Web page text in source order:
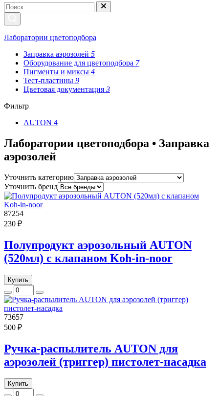
Лаборатории цветоподбора
Заправка аэрозолей 5
Оборудование для цветоподбора 7
Пигменты и миксы 4
Тест-пластины 9
Цветовая документация 3
Фильтр
AUTON 4
Лаборатории цветоподбора • Заправка
аэрозолей
Уточнить категорию
Уточнить бренд
87254
230 ₽
Полупродукт аэрозольный AUTON
(520мл) с клапаном Koh-in-noor
Купить
73657
500 ₽
Ручка-распылитель AUTON для
аэрозолей (триггер) пистолет-насадка
Купить